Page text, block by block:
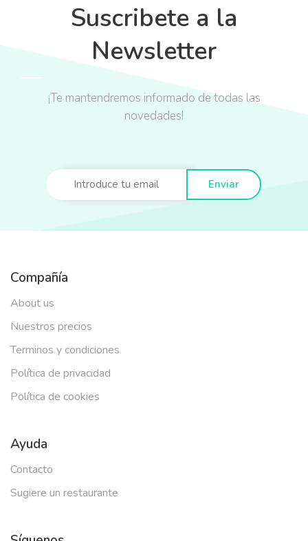
Suscribete a la
Newsletter
¡Te mantendremos informado de todas las
novedades!
Enviar
Compañía
About us
Nuestros precios
Terminos y condiciones
Política de privacidad
Política de cookies
Ayuda
Contacto
Sugiere un restaurante